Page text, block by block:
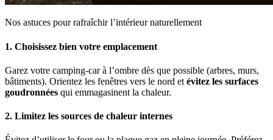
Nos astuces pour rafraîchir l’intérieur naturellement
1. Choisissez bien votre emplacement
Garez votre camping-car à l’ombre dès que possible (arbres, murs,
bâtiments). Orientez les fenêtres vers le nord et évitez les surfaces
goudronnées qui emmagasinent la chaleur.
2. Limitez les sources de chaleur internes